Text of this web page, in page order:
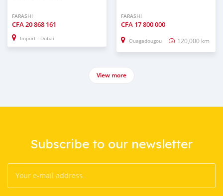
FARASHI
CFA20 868 161
Import - Dubai
FARASHI
CFA 17 800 000
Ouagadougou 120,000 km
View more
Subscribe to our newsletter